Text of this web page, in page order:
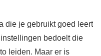
die je gebruikt goed leert
bedoelt die
leiden. Maar er is